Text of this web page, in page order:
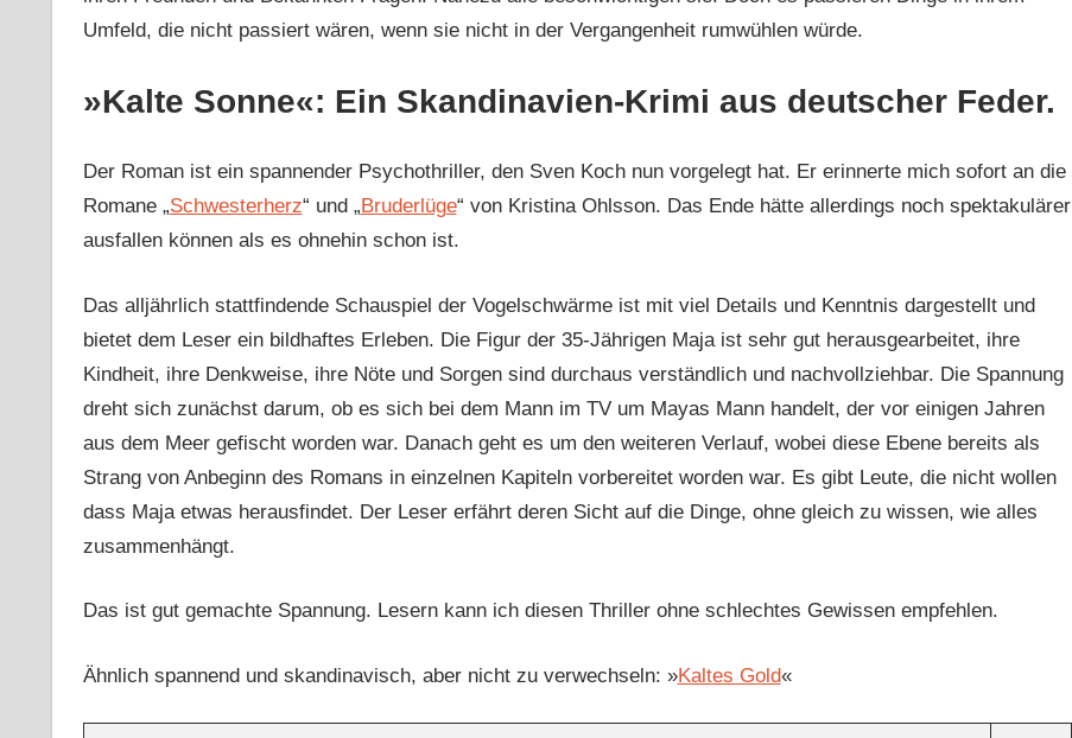
Umfeld, die nicht passiert wären, wenn sie nicht in der Vergangenheit rumwühlen würde.
»Kalte Sonne«: Ein Skandinavien-Krimi aus deutscher Feder.
Der Roman ist ein spannender Psychothriller, den Sven Koch nun vorgelegt hat. Er erinnerte mich sofort an die
Romane „Schwesterherz“ und „Bruderlüge“ von Kristina Ohlsson. Das Ende hätte allerdings noch spektakulärer
ausfallen können als es ohnehin schon ist.
Das alljährlich stattfindende Schauspiel der Vogelschwärme ist mit viel Details und Kenntnis dargestellt und
bietet dem Leser ein bildhaftes Erleben. Die Figur der 35-Jährigen Maja ist sehr gut herausgearbeitet, ihre
Kindheit, ihre Denkweise, ihre Nöte und Sorgen sind durchaus verständlich und nachvollziehbar. Die Spannung
dreht sich zunächst darum, ob es sich bei dem Mann im TV um Mayas Mann handelt, der vor einigen Jahren
aus dem Meer gefischt worden war. Danach geht es um den weiteren Verlauf, wobei diese Ebene bereits als
Strang von Anbeginn des Romans in einzelnen Kapiteln vorbereitet worden war. Es gibt Leute, die nicht wollen
dass Maja etwas herausfindet. Der Leser erfährt deren Sicht auf die Dinge, ohne gleich zu wissen, wie alles
zusammenhängt.
Das ist gut gemachte Spannung. Lesern kann ich diesen Thriller ohne schlechtes Gewissen empfehlen.
Ähnlich spannend und skandinavisch, aber nicht zu verwechseln: »Kaltes Gold«